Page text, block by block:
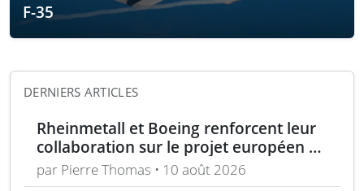
F-35
DERNIERS ARTICLES
Rheinmetall et Boeing renforcent leur
collaboration sur le projet européen de
drone de combat CCA
par Pierre Thomas • 10 août 2026